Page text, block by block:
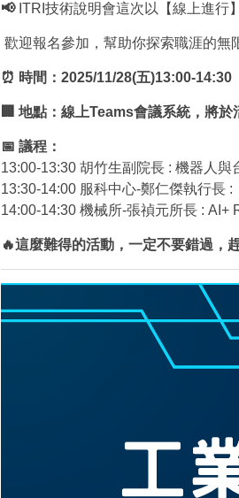
📢ITRI技術說明會這次以【線上進行
歡迎報名參加，幫助你探索職涯的無
⏰ 時間：2025/11/28(五)13:00-14:30
地點：線上Teams會議系統，將於
📅 議程：
13:00-13:30 胡竹生副院長 : 機器人與
13:30-14:00 服科中心-鄭仁傑執行長
14:00-14:30 機械所-張禎元所長 : AI+
🔥這麼難得的活動，一定不要錯過，